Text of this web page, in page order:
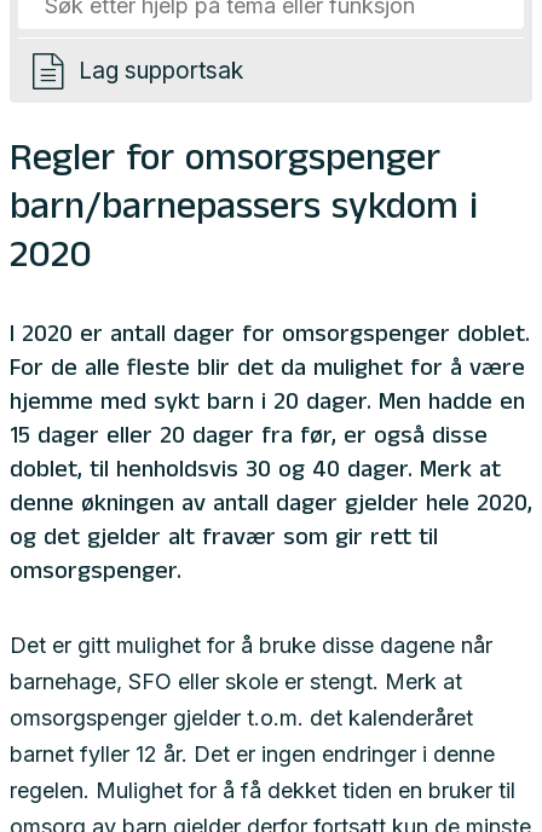
Lag supportsak
Regler for omsorgspenger
barn/barnepassers sykdom i
2020
I 2020 er antall dager for omsorgspenger doblet.
For de alle fleste blir det da mulighet for å være
hjemme med sykt barn i 20 dager. Men hadde en
15 dager eller 20 dager fra før, er også disse
doblet, til henholdsvis 30 og 40 dager. Merk at
denne økningen av antall dager gjelder hele 2020,
og det gjelder alt fravær som gir rett til
omsorgspenger.
Det er gitt mulighet for å bruke disse dagene når
barnehage, SFO eller skole er stengt. Merk at
omsorgspenger gjelder t.o.m. det kalenderåret
barnet fyller 12 år. Det er ingen endringer i denne
regelen. Mulighet for å få dekket tiden en bruker til
omsorg av barn gjelder derfor fortsatt kun de minste